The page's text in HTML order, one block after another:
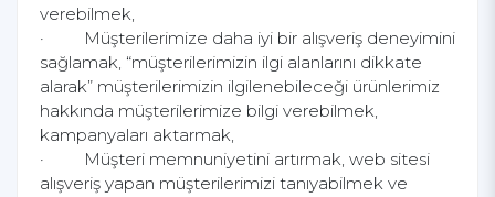
verebilmek,
· Müşterilerimize daha iyi bir alışveriş deneyimini
sağlamak, “müşterilerimizin ilgi alanlarını dikkate
alarak” müşterilerimizin ilgilenebileceği ürünlerimiz
hakkında müşterilerimize bilgi verebilmek,
kampanyaları aktarmak,
· Müşteri memnuniyetini artırmak, web sitesi
alışveriş yapan müşterilerimizi tanıyabilmek ve